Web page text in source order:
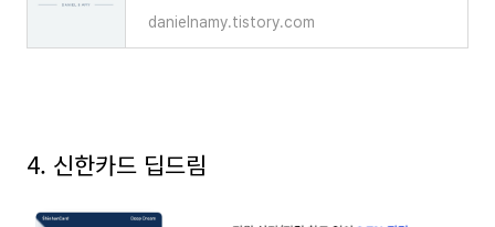
danielnamy.tistory.com
4. 신한카드 딥드림